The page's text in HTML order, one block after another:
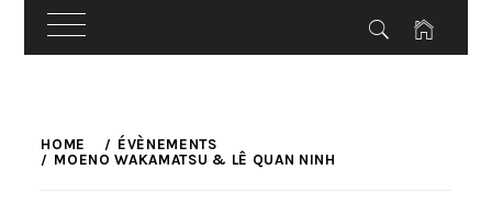
to
content
HOME
ÉVÈNEMENTS
MOENO WAKAMATSU & LÊ QUAN NINH